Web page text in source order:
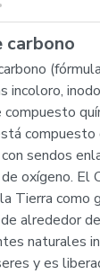
carbono
incoloro,
compuesto
sendos
oxígeno. El
Tierra como
alrededor
naturales
y es